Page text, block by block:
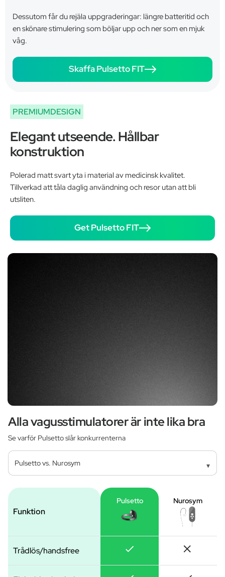
Dessutom får du rejäla uppgraderingar: längre batteritid och
en skönare stimulering som böljar upp och ner som en mjuk
våg.
Skaffa Pulsetto FIT
PREMIUMDESIGN
Elegant utseende. Hållbar
konstruktion
Polerad matt svart yta i material av medicinsk kvalitet.
Tillverkad att tåla daglig användning och resor utan att bli
utsliten.
Get Pulsetto FIT
Alla vagusstimulatorer är inte lika bra
Se varför Pulsetto slår konkurrenterna
▾
Funktion
Pulsetto Nurosym
Trådlös/handsfree